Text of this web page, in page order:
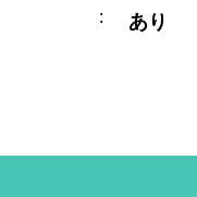
: あり